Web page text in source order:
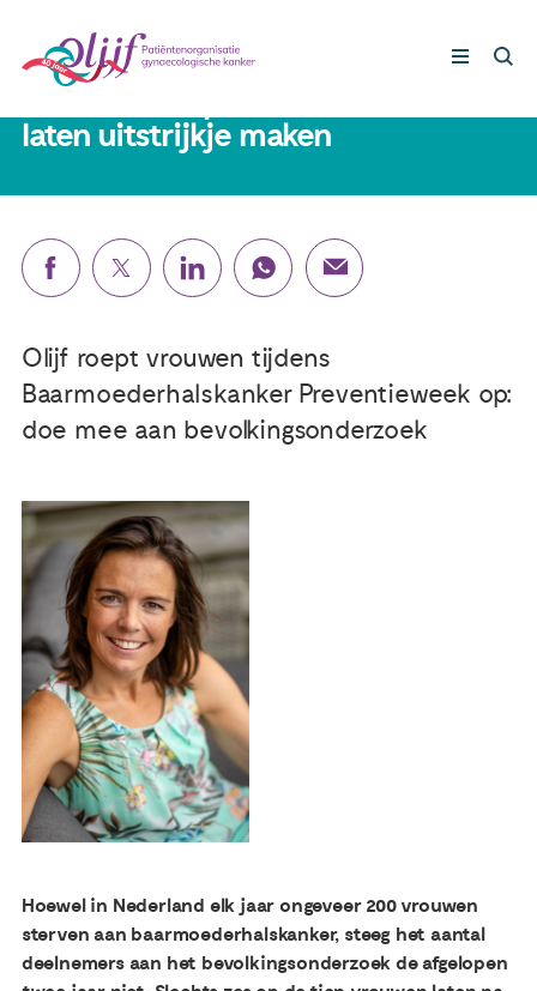
Agenda
Publicaties
Ervaringsdeskundigheid
Over ons
Contact
Lotgenoten
Leven met/na kanker
Steun ons
20 januari 2020
laten uitstrijkje maken
Olijf roept vrouwen tijdens
Baarmoederhalskanker Preventieweek op:
doe mee aan bevolkingsonderzoek
Hoewel in Nederland elk jaar ongeveer 200 vrouwen
sterven aan baarmoederhalskanker, steeg het aantal
deelnemers aan het bevolkingsonderzoek de afgelopen